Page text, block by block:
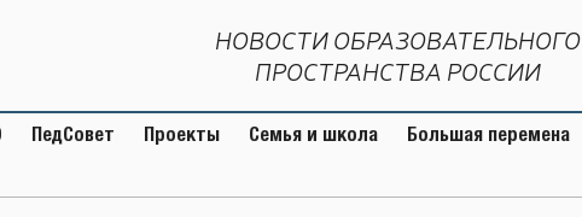
НОВОСТИ ОБРАЗОВАТЕЛЬНОГО
ПРОСТРАНСТВА РОССИИ
ПедСовет Проекты Семья и школа Большая перемена